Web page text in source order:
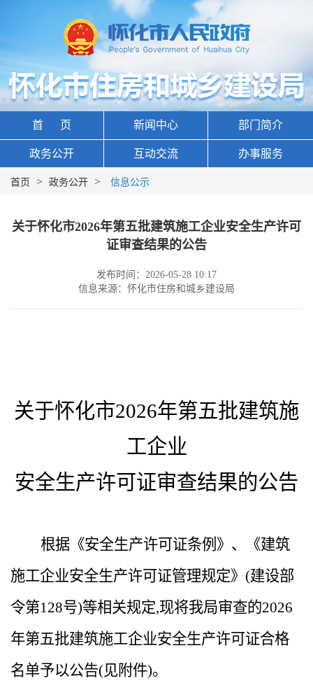
首 页 新闻中心 部门简介
政务公开 互动交流 办事服务
首页 > 政务公开 > 信息公示
关于怀化市2026年第五批建筑施工企业安全生产许可
证审查结果的公告
发布时间：2026-05-28 10:17
信息来源：怀化市住房和城乡建设局
关于怀化市2026年第五批建筑施
工企业
安全生产许可证审查结果的公告
根据《安全生产许可证条例》、《建筑
施工企业安全生产许可证管理规定》 (建设部
令第128号)等相关规定,现将我局审查的2026
年第五批建筑施工企业安全生产许可证合格
名单予以公告(见附件)。